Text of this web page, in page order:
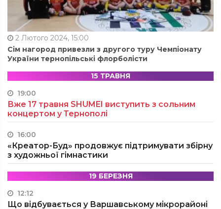
2 Лютого 2024, 15:00
Сім нагород привезли з другого туру Чемпіонату
України тернопільські флорболісти
15 ТРАВНЯ
19:00
Вже 17 травня SHUMEI виступить з сольним
концертом у Тернополі
16:00
«Креатор-Буд» продовжує підтримувати збірну
з художньої гімнастики
19 БЕРЕЗНЯ
12:12
Що відбувається у Варшавському мікрорайоні